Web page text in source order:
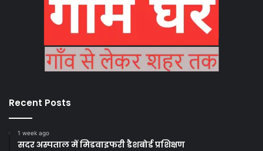
Recent Posts
1 week ago
सदर अस्पताल में मिडवाइफरी डैशबोर्ड प्रशिक्षण